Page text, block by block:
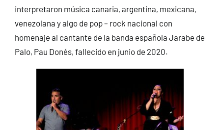
interpretaron música canaria, argentina, mexicana,
venezolana y algo de pop – rock nacional con
homenaje al cantante de la banda española Jarabe de
Palo, Pau Donés, fallecido en junio de 2020.